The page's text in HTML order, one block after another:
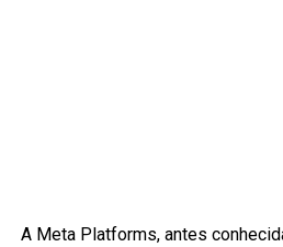
A Meta Platforms, antes